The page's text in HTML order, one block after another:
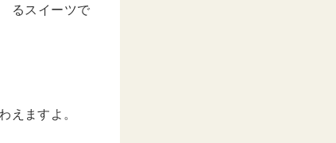
るスイーツで
ますよ。